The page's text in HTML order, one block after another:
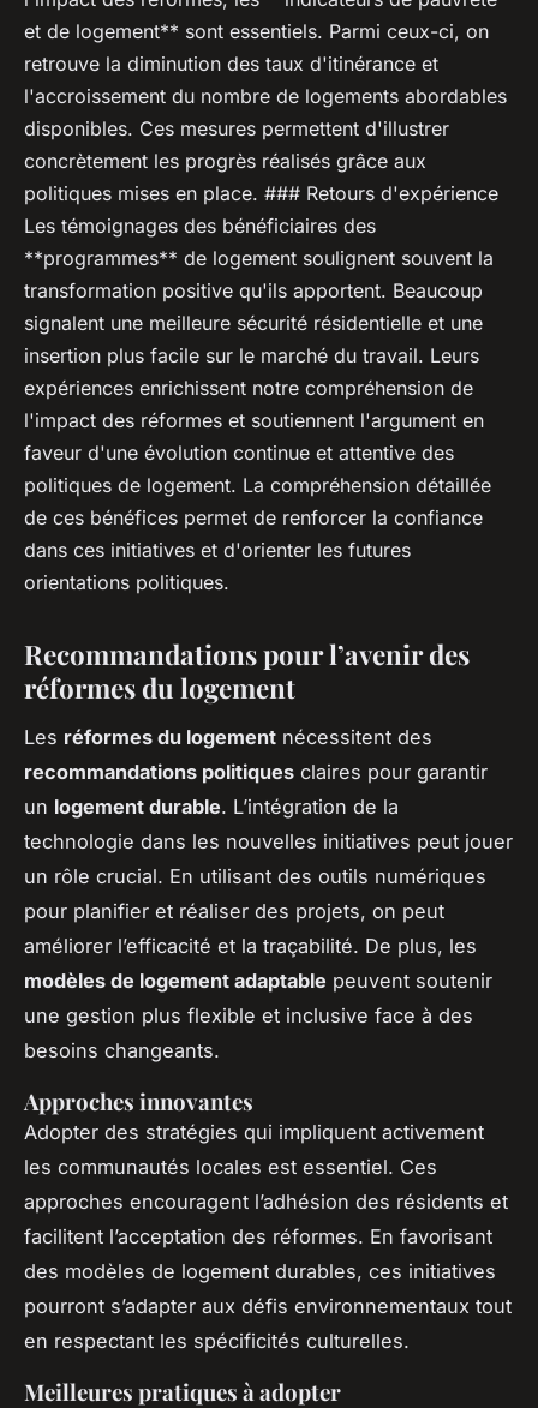
et de logement** sont essentiels. Parmi ceux-ci, on
retrouve la diminution des taux d'itinérance et
l'accroissement du nombre de logements abordables
disponibles. Ces mesures permettent d'illustrer
concrètement les progrès réalisés grâce aux
politiques mises en place. ### Retours d'expérience
Les témoignages des bénéficiaires des
**programmes** de logement soulignent souvent la
transformation positive qu'ils apportent. Beaucoup
signalent une meilleure sécurité résidentielle et une
insertion plus facile sur le marché du travail. Leurs
expériences enrichissent notre compréhension de
l'impact des réformes et soutiennent l'argument en
faveur d'une évolution continue et attentive des
politiques de logement. La compréhension détaillée
de ces bénéfices permet de renforcer la confiance
dans ces initiatives et d'orienter les futures
orientations politiques.
Recommandations pour l’avenir des
réformes du logement
Les réformes du logement nécessitent des
recommandations politiques claires pour garantir
un logement durable. L’intégration de la
technologie dans les nouvelles initiatives peut jouer
un rôle crucial. En utilisant des outils numériques
pour planifier et réaliser des projets, on peut
améliorer l’efficacité et la traçabilité. De plus, les
modèles de logement adaptable peuvent soutenir
une gestion plus flexible et inclusive face à des
besoins changeants.
Approches innovantes
Adopter des stratégies qui impliquent activement
les communautés locales est essentiel. Ces
approches encouragent l’adhésion des résidents et
facilitent l’acceptation des réformes. En favorisant
des modèles de logement durables, ces initiatives
pourront s’adapter aux défis environnementaux tout
en respectant les spécificités culturelles.
Meilleures pratiques à adopter